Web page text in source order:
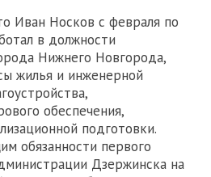
Иван Носков с февраля по
в должности
Нижнего Новгорода,
жилья и инженерной
обеспечения,
подготовки.
обязанности первого
Дзержинска на